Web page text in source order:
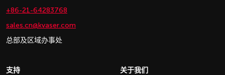
+86-21-64283768
sales.cn@kvaser.com
总部及区域办事处
支持 关于我们